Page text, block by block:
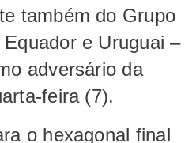
também do Grupo
e Uruguai –
adversário da
feira (7).
o hexagonal final